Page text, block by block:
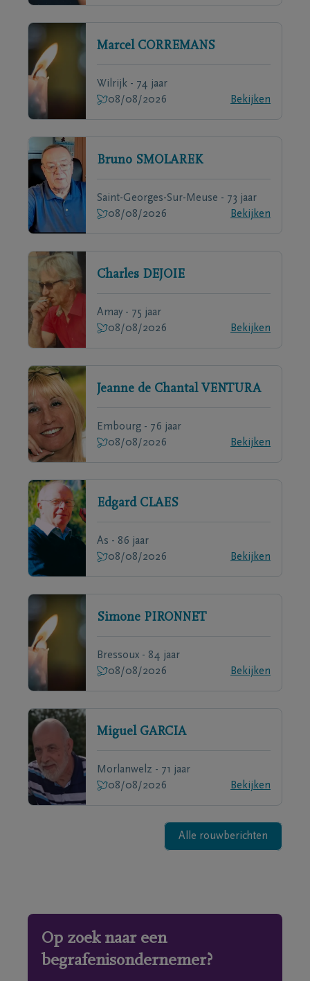
Marcel CORREMANS
Wilrijk - 74 jaar
08/08/2026
Bekijken
Bruno SMOLAREK
Saint-Georges-Sur-Meuse - 73 jaar
08/08/2026
Bekijken
Charles DEJOIE
Amay - 75 jaar
08/08/2026
Bekijken
Jeanne de Chantal VENTURA
Embourg - 76 jaar
08/08/2026
Bekijken
Edgard CLAES
As - 86 jaar
08/08/2026
Bekijken
Simone PIRONNET
Bressoux - 84 jaar
08/08/2026
Bekijken
Miguel GARCIA
Morlanwelz - 71 jaar
08/08/2026
Bekijken
Alle rouwberichten
Op zoek naar een
begrafenisondernemer?